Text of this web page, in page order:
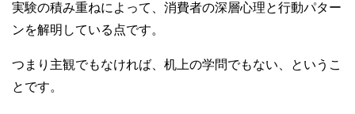
実験の積み重ねによって、消費者の深層心理と行動パター
ンを解明している点です。
つまり主観でもなければ、机上の学問でもない、というこ
とです。